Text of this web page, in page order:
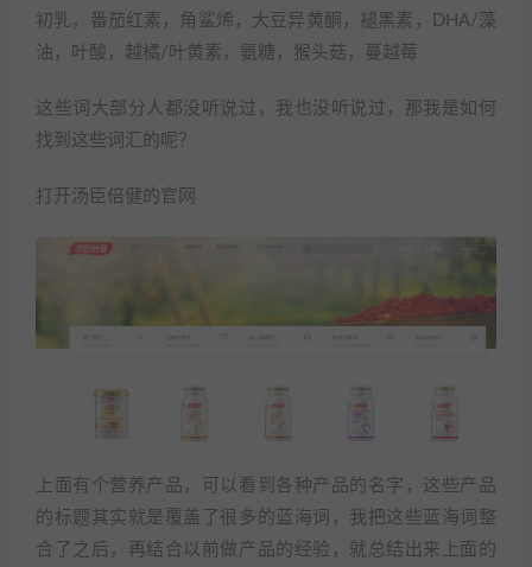
初乳，番茄红素，角鲨烯，大豆异黄酮，褪黑素，DHA/藻
油，叶酸，越橘/叶黄素，氨糖，猴头菇，蔓越莓
这些词大部分人都没听说过，我也没听说过，那我是如何
找到这些词汇的呢？
打开汤臣倍健的官网
上面有个营养产品，可以看到各种产品的名字，这些产品
的标题其实就是覆盖了很多的蓝海词，我把这些蓝海词整
合了之后，再结合以前做产品的经验，就总结出来上面的